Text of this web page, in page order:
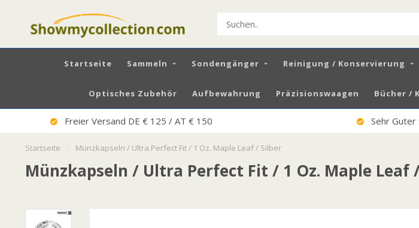
Startseite Sammeln Sondengänger Reinigung / Konservierung
Optisches Zubehör Aufbewahrung Präzisionswaagen Bücher /
Sehr Guter Service 100%
Startseite Münzkapseln / Ultra Perfect Fit / 1 Oz. Maple Leaf / Silber
Münzkapseln / Ultra Perfect Fit / 1 Oz. Maple Leaf